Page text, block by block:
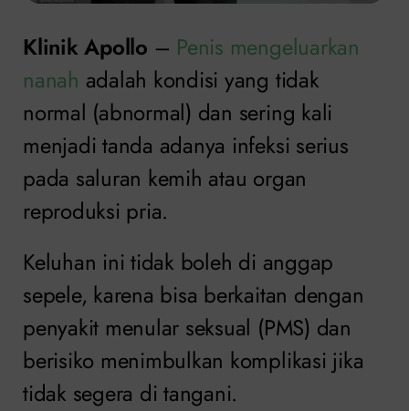
Klinik Apollo – Penis mengeluarkan
nanah adalah kondisi yang tidak
normal (abnormal) dan sering kali
menjadi tanda adanya infeksi serius
pada saluran kemih atau organ
reproduksi pria.
Keluhan ini tidak boleh di anggap
sepele, karena bisa berkaitan dengan
penyakit menular seksual (PMS) dan
berisiko menimbulkan komplikasi jika
tidak segera di tangani.